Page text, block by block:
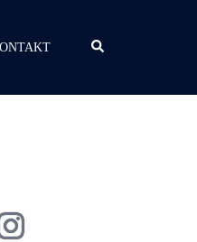
Suchen
Instagram